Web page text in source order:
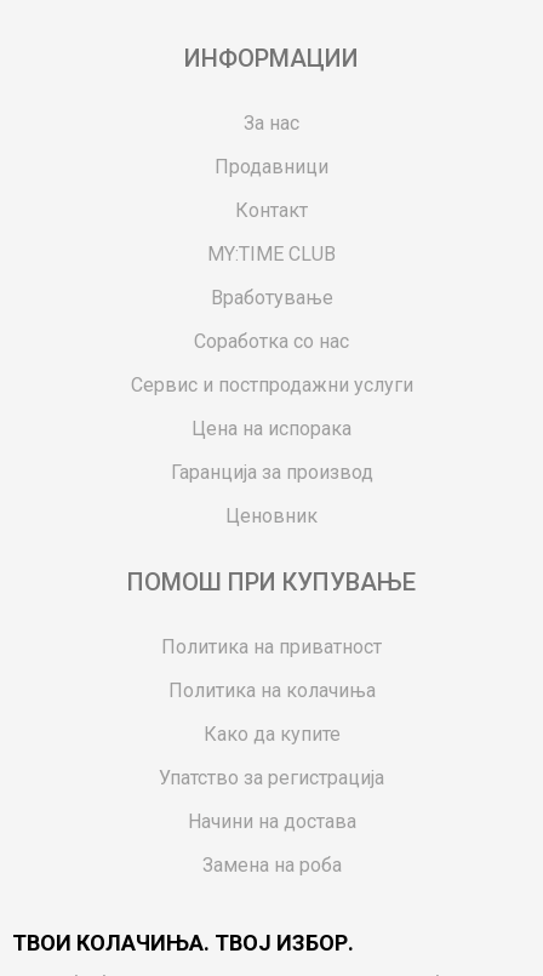
ИНФОРМАЦИИ
За нас
Продавници
Контакт
MY:TIME CLUB
Вработување
Соработка со нас
Сервис и постпродажни услуги
Цена на испорака
Гаранција за производ
Ценовник
ПОМОШ ПРИ КУПУВАЊЕ
Политика на приватност
Политика на колачиња
Како да купите
Упатство за регистрација
Начини на достава
Замена на роба
Ваучери
ТВОИ КОЛАЧИЊА. ТВОЈ ИЗБОР.